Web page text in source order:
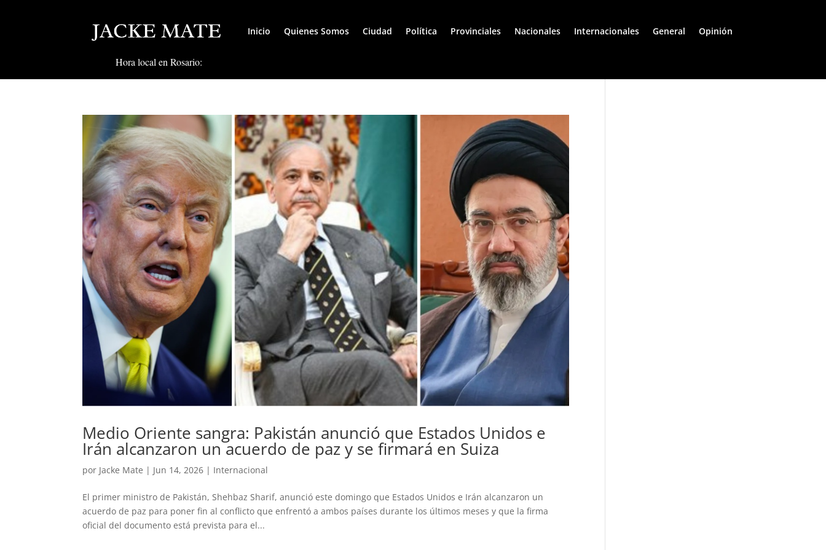
Inicio Quienes Somos Ciudad Política Provinciales Nacionales Internacionales General Opinión
Hora local en Rosario:
Medio Oriente sangra: Pakistán anunció que Estados Unidos e
Irán alcanzaron un acuerdo de paz y se firmará en Suiza
por Jacke Mate | Jun 14, 2026 | Internacional
El primer ministro de Pakistán, Shehbaz Sharif, anunció este domingo que Estados Unidos e Irán alcanzaron un
acuerdo de paz para poner fin al conflicto que enfrentó a ambos países durante los últimos meses y que la firma
oficial del documento está prevista para el...